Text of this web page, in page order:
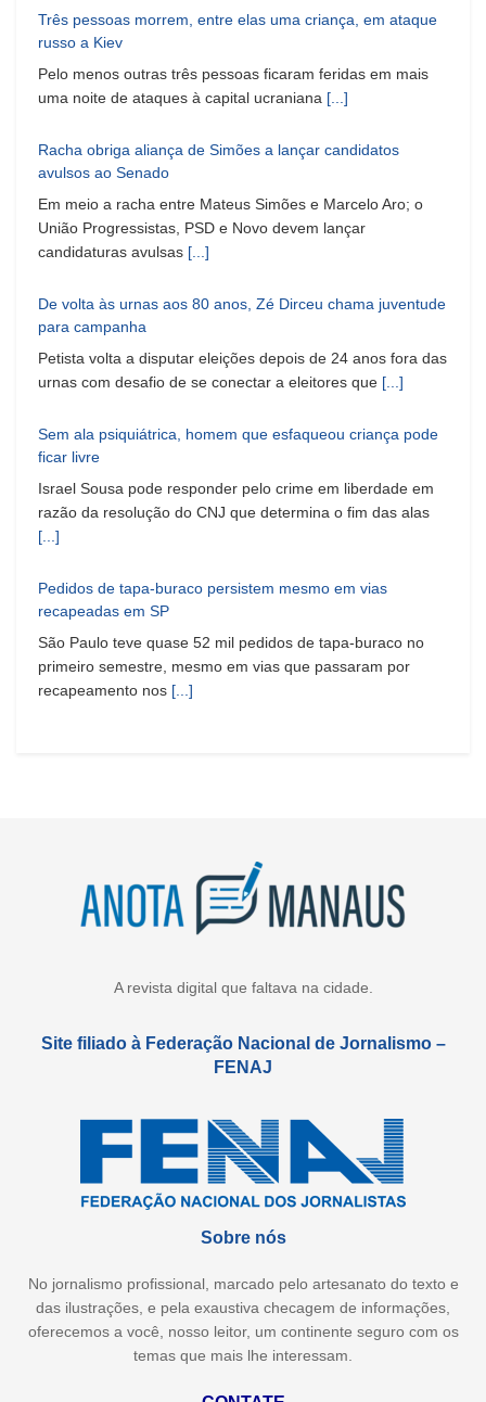
Três pessoas morrem, entre elas uma criança, em ataque
russo a Kiev
Pelo menos outras três pessoas ficaram feridas em mais
uma noite de ataques à capital ucraniana [...]
Racha obriga aliança de Simões a lançar candidatos
avulsos ao Senado
Em meio a racha entre Mateus Simões e Marcelo Aro; o
União Progressistas, PSD e Novo devem lançar
candidaturas avulsas [...]
De volta às urnas aos 80 anos, Zé Dirceu chama juventude
para campanha
Petista volta a disputar eleições depois de 24 anos fora das
urnas com desafio de se conectar a eleitores que [...]
Sem ala psiquiátrica, homem que esfaqueou criança pode
ficar livre
Israel Sousa pode responder pelo crime em liberdade em
razão da resolução do CNJ que determina o fim das alas
[...]
Pedidos de tapa-buraco persistem mesmo em vias
recapeadas em SP
São Paulo teve quase 52 mil pedidos de tapa-buraco no
primeiro semestre, mesmo em vias que passaram por
recapeamento nos [...]
A revista digital que faltava na cidade.
Site filiado à Federação Nacional de Jornalismo –
FENAJ
Sobre nós
No jornalismo profissional, marcado pelo artesanato do texto e
das ilustrações, e pela exaustiva checagem de informações,
oferecemos a você, nosso leitor, um continente seguro com os
temas que mais lhe interessam.